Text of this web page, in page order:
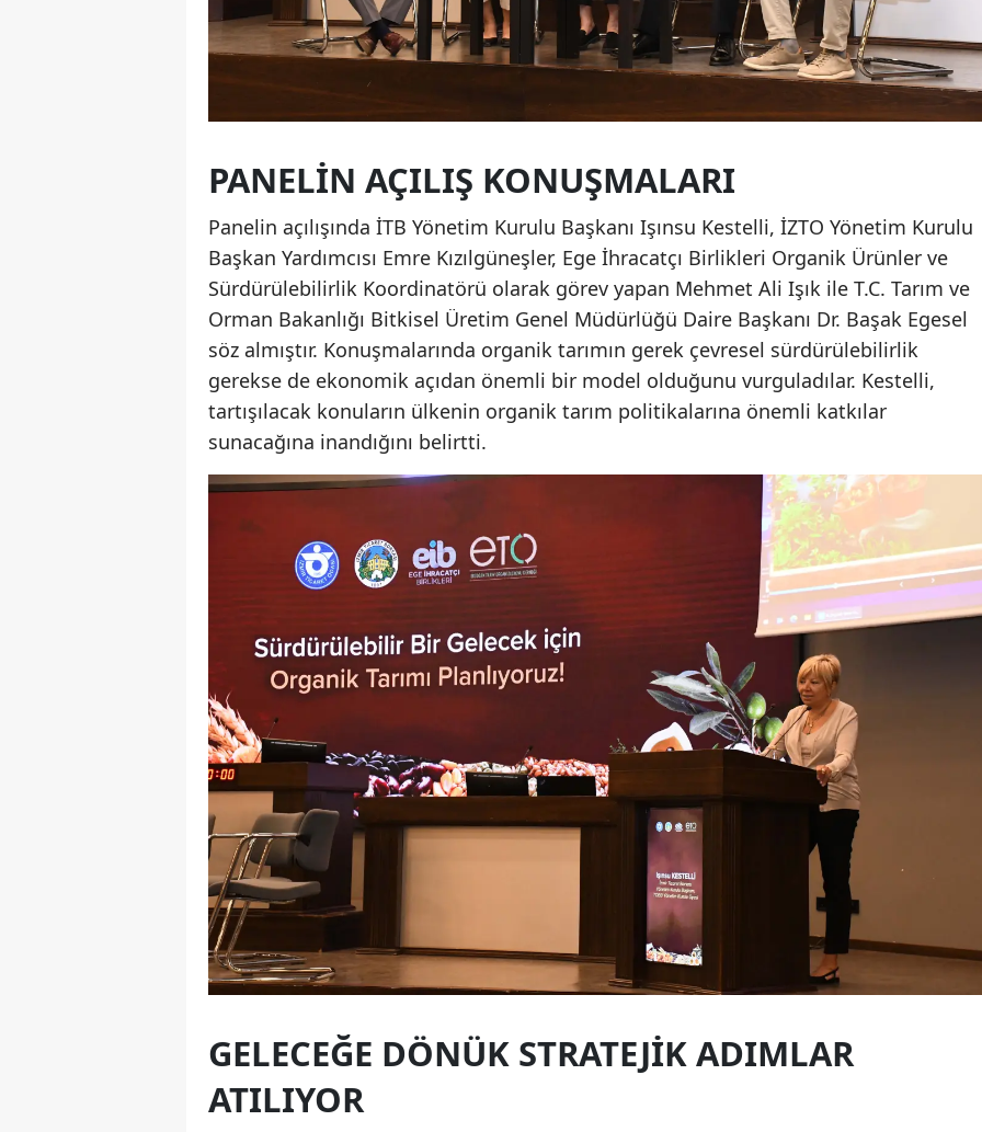
PANELIN AÇILIŞ KONUŞMALARI
Panelin açılışında İTB Yönetim Kurulu Başkanı Işınsu Kestelli, İZTO Yönetim Kurulu
Başkan Yardımcısı Emre Kızılgüneşler, Ege İhracatçı Birlikleri Organik Ürünler ve
Sürdürülebilirlik Koordinatörü olarak görev yapan Mehmet Ali Işık ile T.C. Tarım ve
Orman Bakanlığı Bitkisel Üretim Genel Müdürlüğü Daire Başkanı Dr. Başak Egesel
söz almıştır. Konuşmalarında organik tarımın gerek çevresel sürdürülebilirlik
gerekse de ekonomik açıdan önemli bir model olduğunu vurguladılar. Kestelli,
tartışılacak konuların ülkenin organik tarım politikalarına önemli katkılar
sunacağına inandığını belirtti.
GELECEĞE DÖNÜK STRATEJIK ADIMLAR
ATILIYOR